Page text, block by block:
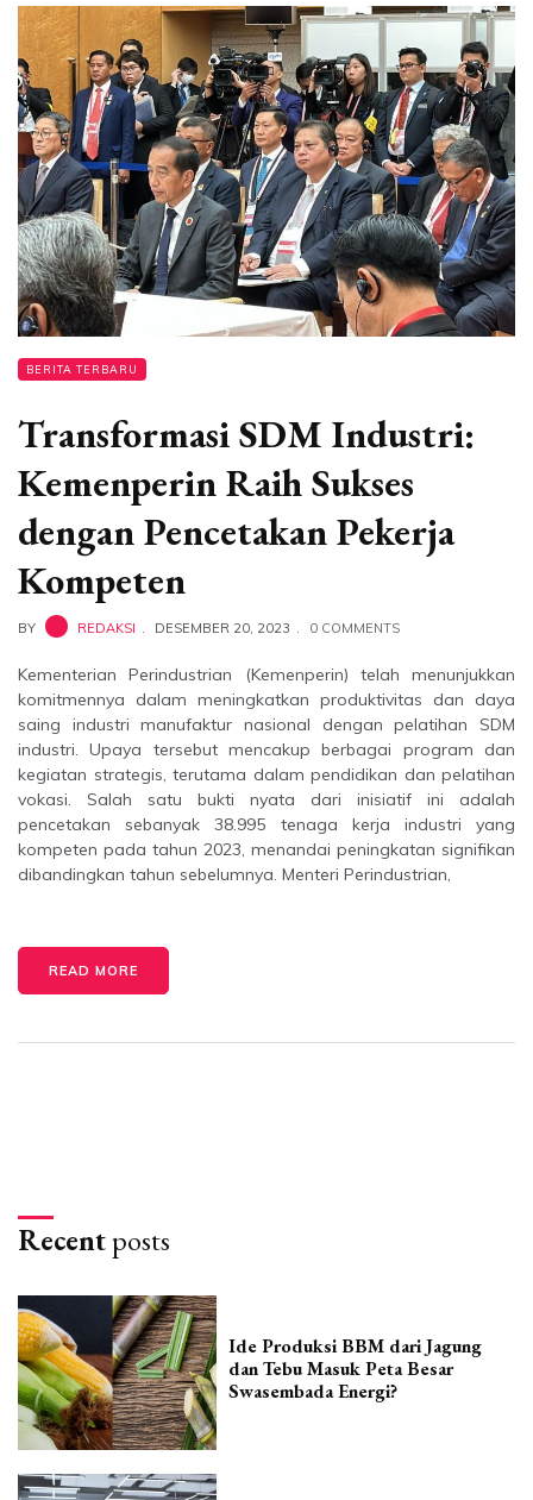
BERITA TERBARU
Transformasi SDM Industri:
Kemenperin Raih Sukses
dengan Pencetakan Pekerja
Kompeten
BY REDAKSI DESEMBER 20, 2023 0 COMMENTS
Kementerian Perindustrian (Kemenperin) telah menunjukkan
komitmennya dalam meningkatkan produktivitas dan daya
saing industri manufaktur nasional dengan pelatihan SDM
industri. Upaya tersebut mencakup berbagai program dan
kegiatan strategis, terutama dalam pendidikan dan pelatihan
vokasi. Salah satu bukti nyata dari inisiatif ini adalah
pencetakan sebanyak 38.995 tenaga kerja industri yang
kompeten pada tahun 2023, menandai peningkatan signifikan
dibandingkan tahun sebelumnya. Menteri Perindustrian,
READ MORE
Recentposts
Ide Produksi BBM dari Jagung
dan Tebu Masuk Peta Besar
Swasembada Energi?